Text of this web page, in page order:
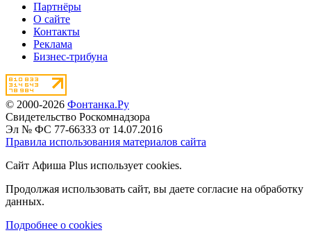
Партнёры
О сайте
Контакты
Реклама
Бизнес-трибуна
© 2000-2026 Фонтанка.Ру
Свидетельство Роскомнадзора
Эл № ФС 77-66333 от 14.07.2016
Правила использования материалов сайта
Сайт Афиша Plus использует cookies.
Продолжая использовать сайт, вы даете согласие на обработку
данных.
Подробнее о cookies